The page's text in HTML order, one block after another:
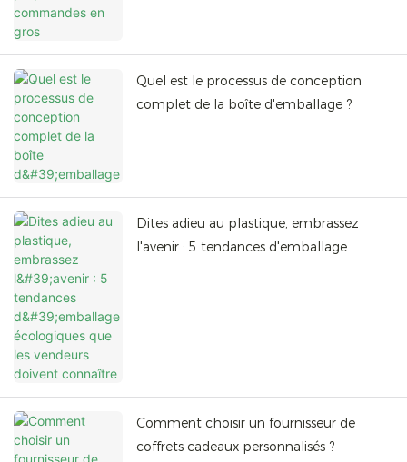
Quel est le processus de conception
complet de la boîte d'emballage ?
Dites adieu au plastique, embrassez
l'avenir : 5 tendances d'emballage
Comment choisir un fournisseur de
coffrets cadeaux personnalisés ?